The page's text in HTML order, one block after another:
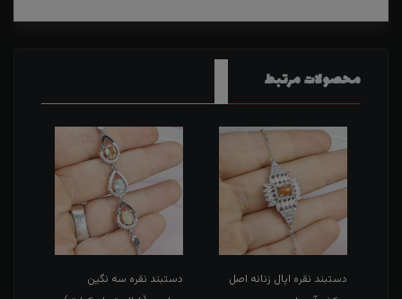
محصولات مرتبط
دستبند نقره اپال زنانه اصل
دستبند نقره سه نگین